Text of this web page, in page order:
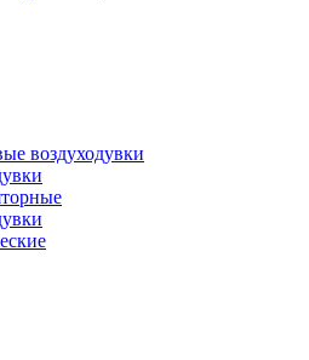
воздуходувки